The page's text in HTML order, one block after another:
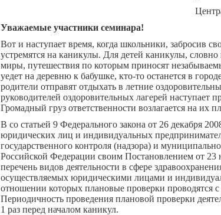
Уважаемые участники семинара!
Вот и наступает время, когда школьники, забросив
устремятся на каникулы. Для детей каникулы,
миры, путешествия по которым приносят
уедет на деревню к бабушке, кто-то останется в
родители отправят отдыхать в летние
руководителей оздоровительных лагерей наступает
Громадный груз ответственности возлагается на их
В со статьей 9 Федерального закона от 26 декабря
юридических лиц и индивидуальных
государственного контроля (надзора) и
Российской Федерации своим Постановлением от 23
перечень видов деятельности в сфере
осуществляемых юридическими лицами и
отношении которых плановые проверки проводятся
Периодичность проведения плановой проверки
1 раз перед началом каникул.